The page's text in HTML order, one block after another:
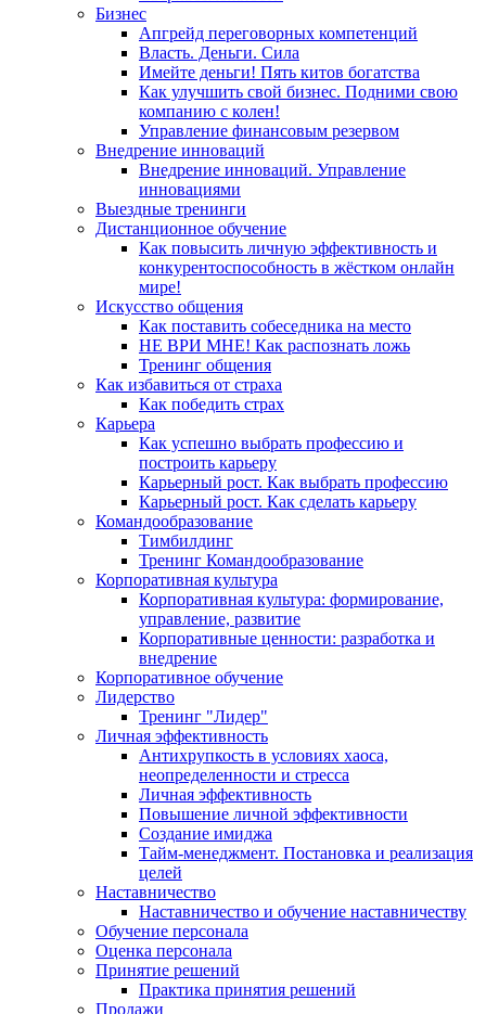
Бизнес
Апгрейд переговорных компетенций
Власть. Деньги. Сила
Имейте деньги! Пять китов богатства
Как улучшить свой бизнес. Подними свою
компанию с колен!
Управление финансовым резервом
Внедрение инноваций
Внедрение инноваций. Управление
инновациями
Выездные тренинги
Дистанционное обучение
Как повысить личную эффективность и
конкурентоспособность в жёстком онлайн
мире!
Искусство общения
Как поставить собеседника на место
НЕ ВРИ МНЕ! Как распознать ложь
Тренинг общения
Как избавиться от страха
Как победить страх
Карьера
Как успешно выбрать профессию и
построить карьеру
Карьерный рост. Как выбрать профессию
Карьерный рост. Как сделать карьеру
Командообразование
Тимбилдинг
Тренинг Командообразование
Корпоративная культура
Корпоративная культура: формирование,
управление, развитие
Корпоративные ценности: разработка и
внедрение
Корпоративное обучение
Лидерство
Тренинг "Лидер"
Личная эффективность
Антихрупкость в условиях хаоса,
неопределенности и стресса
Личная эффективность
Повышение личной эффективности
Создание имиджа
Тайм-менеджмент. Постановка и реализация
целей
Наставничество
Наставничество и обучение наставничеству
Обучение персонала
Оценка персонала
Принятие решений
Практика принятия решений
Продажи